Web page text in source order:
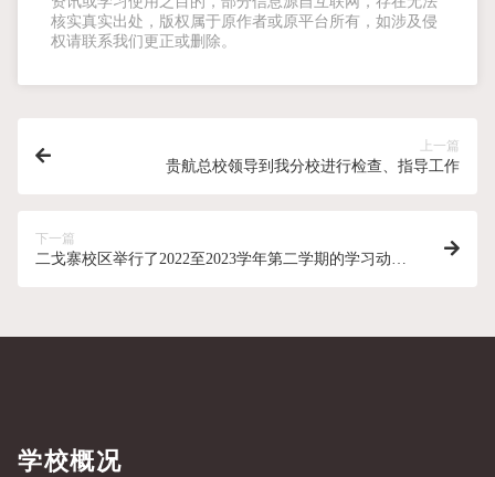
核实真实出处，版权属于原作者或原平台所有，如涉及侵
权请联系我们更正或删除。
上一篇
贵航总校领导到我分校进行检查、指导工作
下一篇
二戈寨校区举行了2022至2023学年第二学期的学习动员
学校概况